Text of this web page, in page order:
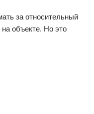
за относительный
объекте. Но это